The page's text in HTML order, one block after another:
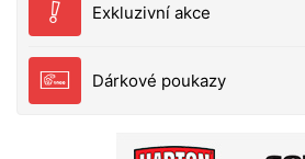
Exkluzivní akce
Dárkové poukazy